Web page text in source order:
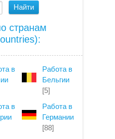
странам
в
Работа в
Бельгии
[5]
в
Работа в
Германии
[88]